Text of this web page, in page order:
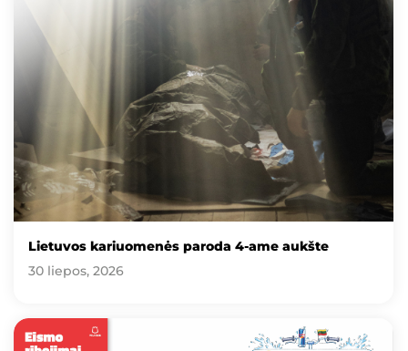
Lietuvos kariuomenės paroda 4-ame aukšte
30 liepos, 2026